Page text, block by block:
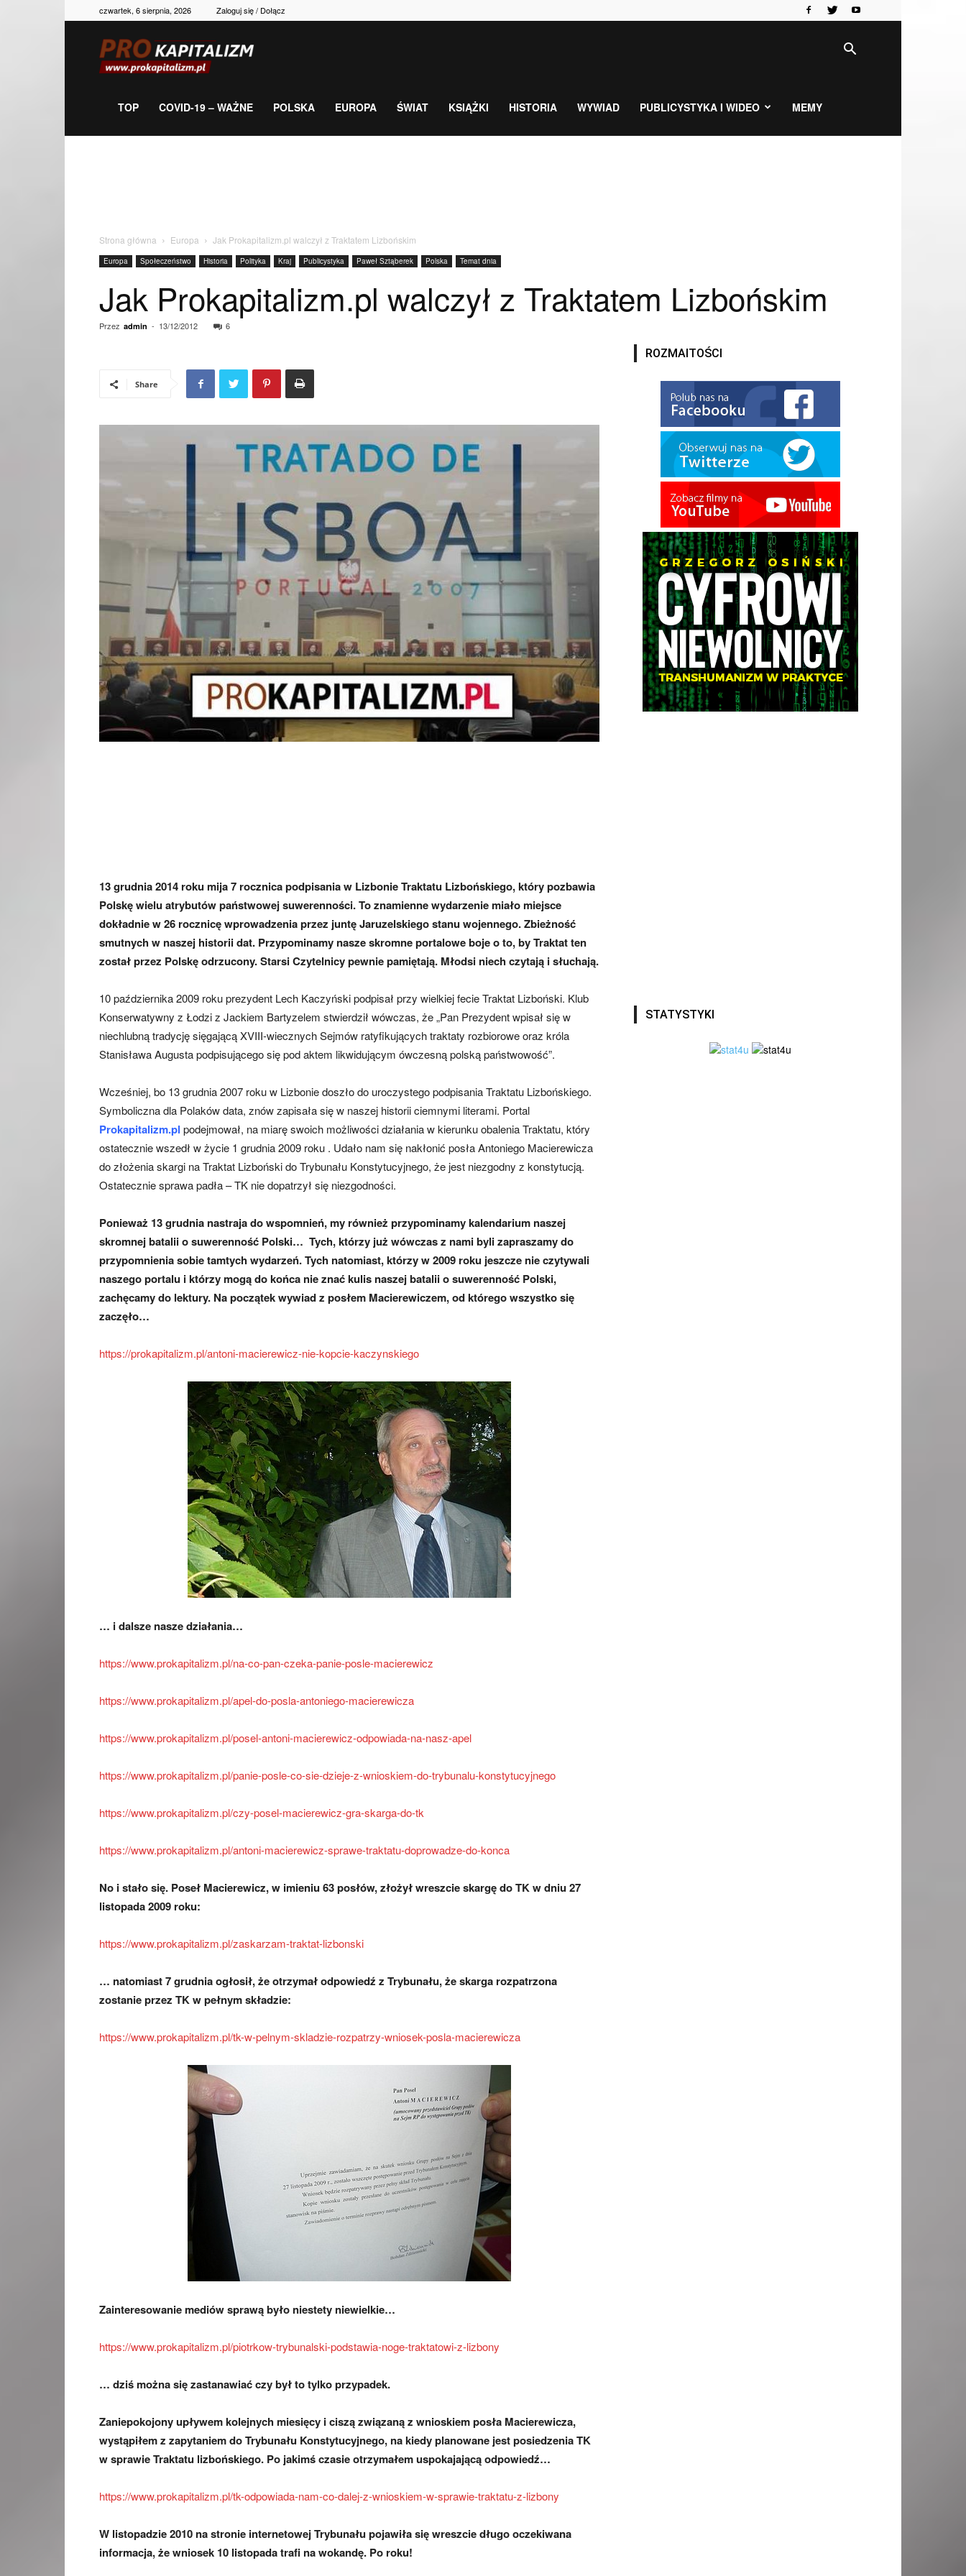
czwartek, 6 sierpnia, 2026 Zaloguj się / Dołącz
gospodarka,
TOP COVID-19 – WAŻNE POLSKA EUROPA ŚWIAT KSIĄŻKI HISTORIA WYWIAD PUBLICYSTYKA I WIDEO MEMY
Strona główna Europa Jak Prokapitalizm.pl walczył z Traktatem Lizbońskim
Europa Społeczeństwo Historia Polityka Kraj Publicystyka Paweł Sztąberek Polska Temat dnia
Jak Prokapitalizm.pl walczył z Traktatem Lizbońskim
Przez admin - 13/12/2012 6
Share
13 grudnia 2014 roku mija 7 rocznica podpisania w Lizbonie Traktatu Lizbońskiego, który pozbawia
Polskę wielu atrybutów państwowej suwerenności. To znamienne wydarzenie miało miejsce
dokładnie w 26 rocznicę wprowadzenia przez juntę Jaruzelskiego stanu wojennego. Zbieżność
smutnych w naszej historii dat. Przypominamy nasze skromne portalowe boje o to, by Traktat ten
został przez Polskę odrzucony. Starsi Czytelnicy pewnie pamiętają. Młodsi niech czytają i słuchają.
10 października 2009 roku prezydent Lech Kaczyński podpisał przy wielkiej fecie Traktat Lizboński. Klub
Konserwatywny z Łodzi z Jackiem Bartyzelem stwierdził wówczas, że „Pan Prezydent wpisał się w
niechlubną tradycję sięgającą XVIII-wiecznych Sejmów ratyfikujących traktaty rozbiorowe oraz króla
Stanisława Augusta podpisującego się pod aktem likwidującym ówczesną polską państwowość”.
Wcześniej, bo 13 grudnia 2007 roku w Lizbonie doszło do uroczystego podpisania Traktatu Lizbońskiego.
Symboliczna dla Polaków data, znów zapisała się w naszej historii ciemnymi literami. Portal
Prokapitalizm.pl podejmował, na miarę swoich możliwości działania w kierunku obalenia Traktatu, który
ostatecznie wszedł w życie 1 grudnia 2009 roku . Udało nam się nakłonić posła Antoniego Macierewicza
do złożenia skargi na Traktat Lizboński do Trybunału Konstytucyjnego, że jest niezgodny z konstytucją.
Ostatecznie sprawa padła – TK nie dopatrzył się niezgodności.
Ponieważ 13 grudnia nastraja do wspomnień, my również przypominamy kalendarium naszej
skromnej batalii o suwerenność Polski… Tych, którzy już wówczas z nami byli zapraszamy do
przypomnienia sobie tamtych wydarzeń. Tych natomiast, którzy w 2009 roku jeszcze nie czytywali
naszego portalu i którzy mogą do końca nie znać kulis naszej batalii o suwerenność Polski,
zachęcamy do lektury. Na początek wywiad z posłem Macierewiczem, od którego wszystko się
zaczęło…
https://prokapitalizm.pl/antoni-macierewicz-nie-kopcie-kaczynskiego
… i dalsze nasze działania…
https://www.prokapitalizm.pl/na-co-pan-czeka-panie-posle-macierewicz
https://www.prokapitalizm.pl/apel-do-posla-antoniego-macierewicza
https://www.prokapitalizm.pl/posel-antoni-macierewicz-odpowiada-na-nasz-apel
https://www.prokapitalizm.pl/panie-posle-co-sie-dzieje-z-wnioskiem-do-trybunalu-konstytucyjnego
https://www.prokapitalizm.pl/czy-posel-macierewicz-gra-skarga-do-tk
https://www.prokapitalizm.pl/antoni-macierewicz-sprawe-traktatu-doprowadze-do-konca
No i stało się. Poseł Macierewicz, w imieniu 63 posłów, złożył wreszcie skargę do TK w dniu 27
listopada 2009 roku:
https://www.prokapitalizm.pl/zaskarzam-traktat-lizbonski
… natomiast 7 grudnia ogłosił, że otrzymał odpowiedź z Trybunału, że skarga rozpatrzona
zostanie przez TK w pełnym składzie:
https://www.prokapitalizm.pl/tk-w-pelnym-skladzie-rozpatrzy-wniosek-posla-macierewicza
Zainteresowanie mediów sprawą było niestety niewielkie…
https://www.prokapitalizm.pl/piotrkow-trybunalski-podstawia-noge-traktatowi-z-lizbony
… dziś można się zastanawiać czy był to tylko przypadek.
Zaniepokojony upływem kolejnych miesięcy i ciszą związaną z wnioskiem posła Macierewicza,
wystąpiłem z zapytaniem do Trybunału Konstytucyjnego, na kiedy planowane jest posiedzenia TK
w sprawie Traktatu lizbońskiego. Po jakimś czasie otrzymałem uspokajającą odpowiedź…
https://www.prokapitalizm.pl/tk-odpowiada-nam-co-dalej-z-wnioskiem-w-sprawie-traktatu-z-lizbony
W listopadzie 2010 na stronie internetowej Trybunału pojawiła się wreszcie długo oczekiwana
informacja, że wniosek 10 listopada trafi na wokandę. Po roku!
ROZMAITOŚCI
STATYSTYKI